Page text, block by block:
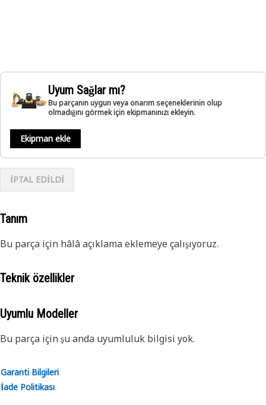
Uyum Sağlar mı?
Bu parçanın uygun veya onarım seçeneklerinin olup
olmadığını görmek için ekipmanınızı ekleyin.
Ekipman ekle
İPTAL EDİLDİ
Tanım
Bu parça için hâlâ açıklama eklemeye çalışıyoruz.
Teknik özellikler
Uyumlu Modeller
Bu parça için şu anda uyumluluk bilgisi yok.
Garanti Bilgileri
İade Politikası